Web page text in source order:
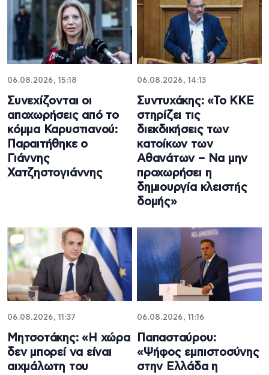
06.08.2026, 15:18
Συνεχίζονται οι
αποχωρήσεις από το
κόμμα Καρυστιανού:
Παραιτήθηκε ο
Γιάννης
Χατζηστογιάννης
06.08.2026, 14:13
Συντυχάκης: «Το ΚΚΕ
στηρίζει τις
διεκδικήσεις των
κατοίκων των
Αθανάτων – Να μην
προχωρήσει η
δημιουργία κλειστής
δομής»
06.08.2026, 11:37
Μητσοτάκης: «Η χώρα
δεν μπορεί να είναι
αιχμάλωτη του
06.08.2026, 11:16
Παπασταύρου:
«Ψήφος εμπιστοσύνης
στην Ελλάδα η